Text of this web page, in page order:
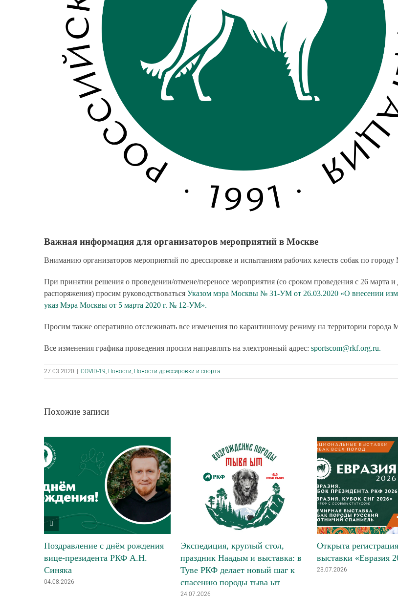
Важная информация для организаторов мероприятий в Москве
Вниманию организаторов мероприятий по дрессировке и испытаниям рабочих качеств собак по городу
При принятии решения о проведении/отмене/переносе мероприятия (со сроком проведения с 26 марта и
распоряжения) просим руководствоваться Указом мэра Москвы № 31-УМ от 26.03.2020 «О внесении
указ Мэра Москвы от 5 марта 2020 г. № 12-УМ».
Просим также оперативно отслеживать все изменения по карантинному режиму на территории города
Все изменения графика проведения просим направлять на электронный адрес: sportscom@rkf.org.ru.
27.03.2020 COVID-19, Новости, Новости дрессировки и спорта
Похожие записи
Поздравление с днём рождения
вице-президента РКФ А.Н.
Синяка
04.08.2026
Экспедиция, круглый стол,
праздник Наадым и выставка: в
Туве РКФ делает новый шаг к
спасению породы тыва ыт
24.07.2026
Открыта
выставки «Евразия
23.07.2026